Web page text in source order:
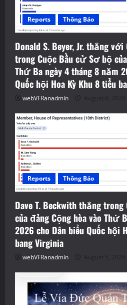
Reports Thông Báo
Donald S. Beyer, Jr. thắng
trong Cuộc Bầu cử Sơ bộ
Thứ Ba ngày 4 tháng 8 năm
Quốc hội Hoa Kỳ Khu 8 tiểu
webVFRanadmin August 6, 2026
Reports Thông Báo
Dave T. Beckwith thắng
của đảng Cộng hòa vào Thứ
2026 cho Dân biểu Quốc hội
bang Virginia
webVFRanadmin August 5, 2026